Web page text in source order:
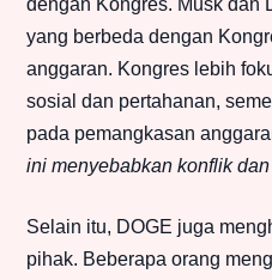
dengan Kongres. Musk dan
yang berbeda dengan
anggaran. Kongres lebih
sosial dan pertahanan,
pada pemangkasan
ini menyebabkan konflik
Selain itu, DOGE juga
pihak. Beberapa orang